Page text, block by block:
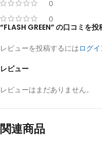
0
0
レビュー
レビューはまだありません。
“FLASH GREEN” の口コミを
レビューを投稿するにはログイ
関連商品